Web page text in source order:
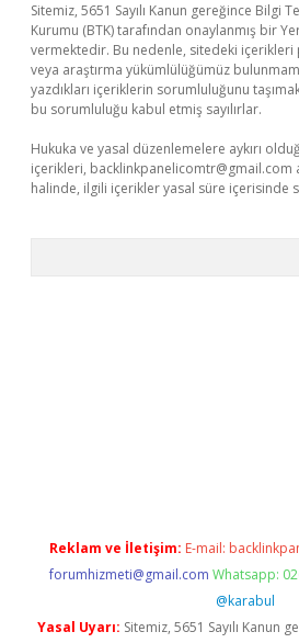
Sitemiz, 5651 Sayılı Kanun gereğince Bilgi
Kurumu (BTK) tarafından onaylanmış bir
vermektedir. Bu nedenle, sitedeki
veya araştırma yükümlülüğümüz
yazdıkları içeriklerin sorumluluğunu
bu sorumluluğu kabul etmiş sayılırlar.
Hukuka ve yasal düzenlemelere aykırı
içerikleri, backlinkpanelicomtr@gmail.com
halinde, ilgili içerikler yasal süre içerisinde
Reklam ve İletişim: E-mail:
forumhizmeti@gmail.com Whatsapp:
@karabul
Yasal Uyarı: Sitemiz, 5651 Sayılı Kanun